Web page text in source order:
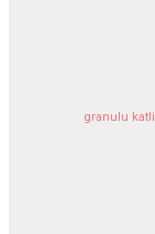
granulu katli